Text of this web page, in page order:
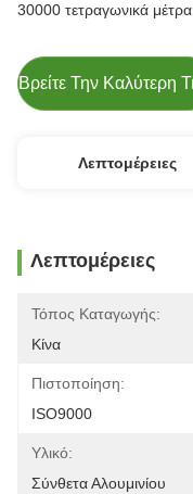
30000 τετραγωνικά μέτρα
Λεπτομέρειες
Λεπτομέρειες
Τόπος Καταγωγής:
Κίνα
Πιστοποίηση:
ISO9000
Υλικό:
Σύνθετα Αλουμινίου